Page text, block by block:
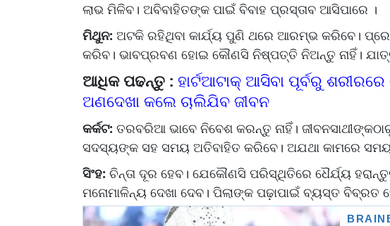
ଲାଭ ମିଳିବ। ଅବିବାହିତଙ୍କ ପାଇଁ ବିବାହ ପ୍ରସ୍ତାବ ଆସିପାରେ ।
ମିଥୁନ: ଅଟକି ରହିଥିବା କାର୍ଯ୍ୟ ପୁଣି ଥରେ ଆରମ୍ଭ କରିବେ।
କରିବ। ଭାବପ୍ରବଣ ହୋଇ କୌଣସି ନିଷ୍ପତ୍ତି ନିଅନ୍ତୁ ନାହିଁ।
ଆଧିକ ପଢନ୍ତୁ : ହାର୍ଟଆଟାକ୍ ଆସିବା ପୂର୍ବରୁ
ଅଣଦେଖା କଲେ ଚାଲିଯିବ ଜୀବନ
କର୍କଟ: ତରବରିଆ ଭାବେ ନିବେଶ କରନ୍ତୁ ନାହିଁ।
ସଦସ୍ୟଙ୍କ ସହ ସମୟ ଅତିବାହିତ କରିବେ। ଅଯଥା କାମରେ
ସିଂହ: ଚିନ୍ତା ଦୂର ହେବ। ଯେକୌଣସି ପରିସ୍ଥିତିରେ ଧୈର୍ଯ୍ୟ
ମନୋମାଳିନ୍ୟ ଦେଖା ଦେବ। ପିଲାଙ୍କ ପଢ଼ାପାଇଁ ବ୍ୟସ୍ତ ବିବ୍ରତ